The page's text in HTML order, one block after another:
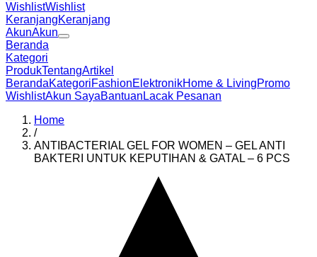
WishlistWishlist
KeranjangKeranjang
AkunAkun
Beranda
Kategori
ProdukTentangArtikel
BerandaKategoriFashionElektronikHome & LivingPromo
WishlistAkun SayaBantuanLacak Pesanan
Home
/
ANTIBACTERIAL GEL FOR WOMEN – GEL ANTI
BAKTERI UNTUK KEPUTIHAN & GATAL – 6 PCS